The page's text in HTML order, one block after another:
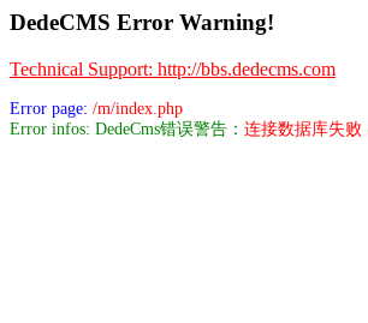
DedeCMS Error Warning!
Technical Support: http://bbs.dedecms.com
Error page: /m/index.php
Error infos: DedeCms错误警告： 连接数据库失败